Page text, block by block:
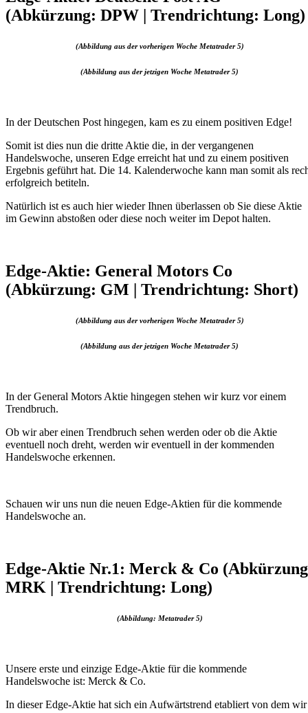
(Abkürzung: DPW | Trendrichtung: Long)
(Abbildung aus der vorherigen Woche Metatrader 5)
(Abbildung aus der jetzigen Woche Metatrader 5)
In der Deutschen Post hingegen, kam es zu einem positiven Edge!
Somit ist dies nun die dritte Aktie die, in der vergangenen
Handelswoche, unseren Edge erreicht hat und zu einem positiven
Ergebnis geführt hat. Die 14. Kalenderwoche kann man somit als
erfolgreich betiteln.
Natürlich ist es auch hier wieder Ihnen überlassen ob Sie diese Aktie
im Gewinn abstoßen oder diese noch weiter im Depot halten.
Edge-Aktie: General Motors Co
(Abkürzung: GM | Trendrichtung: Short)
(Abbildung aus der vorherigen Woche Metatrader 5)
(Abbildung aus der jetzigen Woche Metatrader 5)
In der General Motors Aktie hingegen stehen wir kurz vor einem
Trendbruch.
Ob wir aber einen Trendbruch sehen werden oder ob die Aktie
eventuell noch dreht, werden wir eventuell in der kommenden
Handelswoche erkennen.
Schauen wir uns nun die neuen Edge-Aktien für die kommende
Handelswoche an.
Edge-Aktie Nr.1: Merck & Co
MRK | Trendrichtung: Long)
(Abbildung: Metatrader 5)
Unsere erste und einzige Edge-Aktie für die kommende
Handelswoche ist: Merck & Co.
In dieser Edge-Aktie hat sich ein Aufwärtstrend etabliert von dem wir